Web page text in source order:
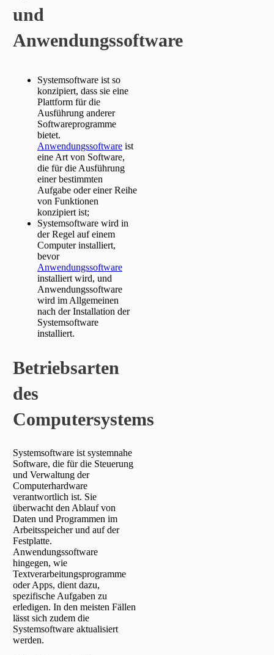
und
Anwendungssoftware
Systemsoftware ist so
konzipiert, dass sie eine
Plattform für die
Ausführung anderer
Softwareprogramme
bietet.
Anwendungssoftware ist
eine Art von Software,
die für die Ausführung
einer bestimmten
Aufgabe oder einer Reihe
von Funktionen
konzipiert ist;
Systemsoftware wird in
der Regel auf einem
Computer installiert,
bevor
Anwendungssoftware
installiert wird, und
Anwendungssoftware
wird im Allgemeinen
nach der Installation der
Systemsoftware
installiert.
Betriebsarten
des
Computersystems
Systemsoftware ist systemnahe
Software, die für die Steuerung
und Verwaltung der
Computerhardware
verantwortlich ist. Sie
überwacht den Ablauf von
Daten und Programmen im
Arbeitsspeicher und auf der
Festplatte.
Anwendungssoftware
hingegen, wie
Textverarbeitungsprogramme
oder Apps, dient dazu,
spezifische Aufgaben zu
erledigen. In den meisten Fällen
lässt sich zudem die
Systemsoftware aktualisiert
werden.